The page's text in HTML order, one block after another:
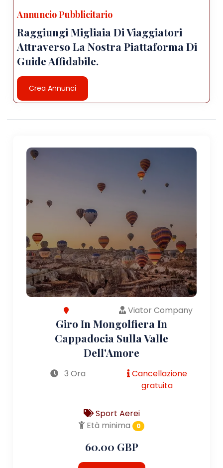
Annuncio Pubblicitario
Raggiungi Migliaia Di Viaggiatori
Attraverso La Nostra Piattaforma Di
Guide Affidabile.
Crea Annunci
Viator Company
Giro In Mongolfiera In
Cappadocia Sulla Valle
Dell'Amore
3 Ora
Cancellazione
gratuita
Sport Aerei
Età minima
0
60.00 GBP